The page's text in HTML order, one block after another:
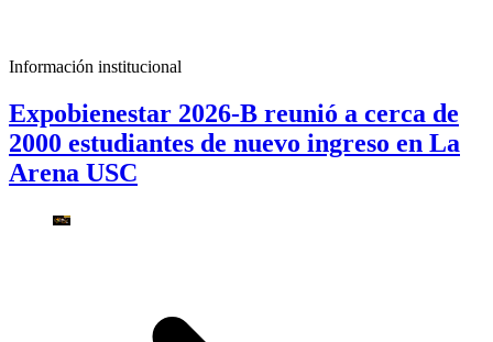
Información institucional
Expobienestar 2026-B reunió a cerca de
2000 estudiantes de nuevo ingreso en La
Arena USC